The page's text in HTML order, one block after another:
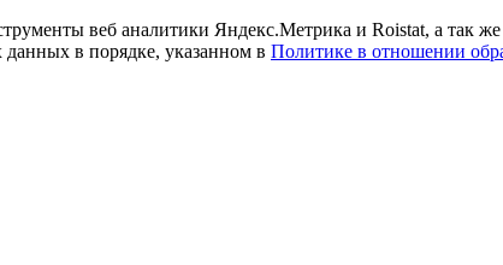
веб аналитики Яндекс.Метрика и Roistat, а
данных в порядке, указанном в Политике в отношении